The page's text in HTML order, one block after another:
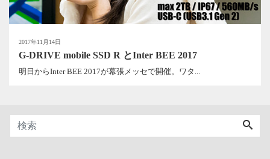
2017年11月14日
G-DRIVE mobile SSD R とInter BEE 2017
明日からInter BEE 2017が幕張メッセで開催。ワタ...